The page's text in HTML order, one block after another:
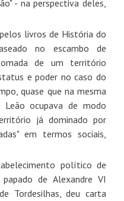
- na perspectiva deles,
livros de História do
no escambo de
de um território
e poder no caso do
quase que na mesma
ocupava de modo
já dominado por
em termos sociais,
político de
de Alexandre VI
Tordesilhas, deu carta